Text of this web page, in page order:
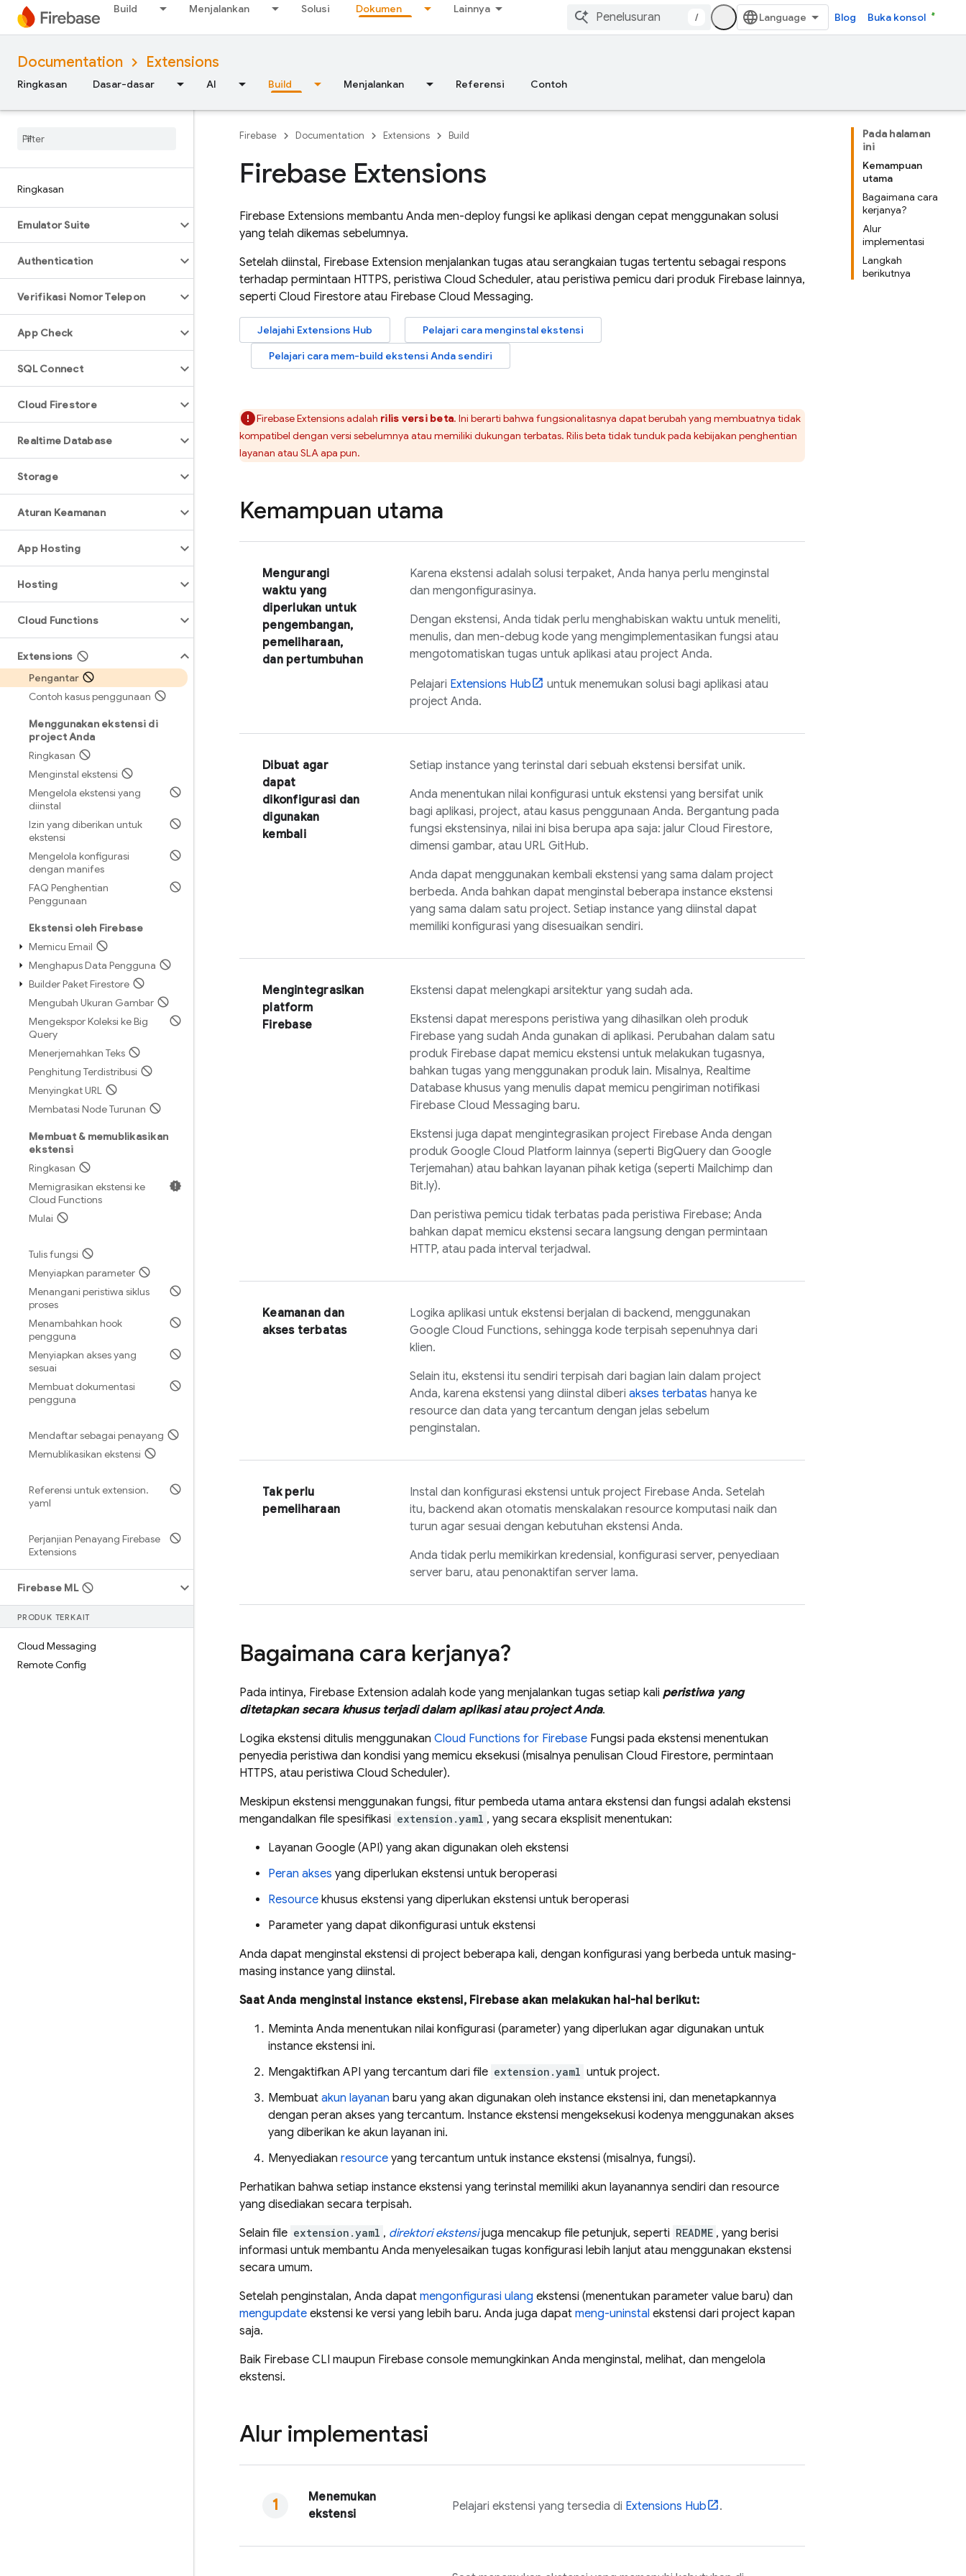
Build Menjalankan Solusi Dokumen Lainnya
/ Blog Buka konsol
Documentation Extensions
Ringkasan Dasar-dasar AI Build Menjalankan Referensi Contoh
Ringkasan
Emulator Suite
Authentication
Verifikasi Nomor Telepon
App Check
SQL Connect
Cloud Firestore
Realtime Database
Storage
Aturan Keamanan
App Hosting
Hosting
Cloud Functions
Extensions
Pengantar
Contoh kasus penggunaan
Menggunakan ekstensi di
project Anda
Ringkasan
Menginstal ekstensi
Mengelola ekstensi yang
diinstal
Izin yang diberikan untuk
ekstensi
Mengelola konfigurasi
dengan manifes
FAQ Penghentian
Penggunaan
Ekstensi oleh Firebase
Memicu Email
Menghapus Data Pengguna
Builder Paket Firestore
Mengubah Ukuran Gambar
Mengekspor Koleksi ke Big
Query
Menerjemahkan Teks
Penghitung Terdistribusi
Menyingkat URL
Membatasi Node Turunan
Membuat & memublikasikan
ekstensi
Ringkasan
Memigrasikan ekstensi ke
Cloud Functions
Mulai
Tulis fungsi
Menyiapkan parameter
Menangani peristiwa siklus
proses
Menambahkan hook
pengguna
Menyiapkan akses yang
sesuai
Membuat dokumentasi
pengguna
Mendaftar sebagai penayang
Memublikasikan ekstensi
Referensi untuk extension.
yaml
Perjanjian Penayang Firebase
Extensions
Firebase ML
PRODUK TERKAIT
Cloud Messaging
Remote Config
Pada halaman
ini
Kemampuan
utama
Bagaimana cara
kerjanya?
Alur
implementasi
Langkah
berikutnya
Firebase Documentation Extensions Build
Firebase Extensions
Firebase Extensions membantu Anda men-deploy fungsi ke aplikasi dengan cepat menggunakan solusi
yang telah dikemas sebelumnya.
Setelah diinstal, Firebase Extension menjalankan tugas atau serangkaian tugas tertentu sebagai respons
terhadap permintaan HTTPS, peristiwa Cloud Scheduler, atau peristiwa pemicu dari produk Firebase lainnya,
seperti Cloud Firestore atau Firebase Cloud Messaging.
Jelajahi Extensions Hub
Pelajari cara menginstal ekstensi
Pelajari cara mem-build ekstensi Anda sendiri
Firebase Extensionsadalah rilis versi beta. Ini berarti bahwa fungsionalitasnya dapat berubah yang membuatnya tidak
kompatibel dengan versi sebelumnya atau memiliki dukungan terbatas. Rilis beta tidak tunduk pada kebijakan penghentian
layanan atau SLA apa pun.
Kemampuan utama
Mengurangi
waktu yang
diperlukan untuk
pengembangan,
pemeliharaan,
dan pertumbuhan
Karena ekstensi adalah solusi terpaket, Anda hanya perlu menginstal
dan mengonfigurasinya.
Dengan ekstensi, Anda tidak perlu menghabiskan waktu untuk meneliti,
menulis, dan men-debug kode yang mengimplementasikan fungsi atau
mengotomatiskan tugas untuk aplikasi atau project Anda.
Pelajari Extensions Hub
untuk menemukan solusi bagi aplikasi atau
project Anda.
Dibuat agar
dapat
dikonfigurasi dan
digunakan
kembali
Setiap instance yang terinstal dari sebuah ekstensi bersifat unik.
Anda menentukan nilai konfigurasi untuk ekstensi yang bersifat unik
bagi aplikasi, project, atau kasus penggunaan Anda. Bergantung pada
fungsi ekstensinya, nilai ini bisa berupa apa saja: jalur Cloud Firestore,
dimensi gambar, atau URL GitHub.
Anda dapat menggunakan kembali ekstensi yang sama dalam project
berbeda. Anda bahkan dapat menginstal beberapa instance ekstensi
yang sama dalam satu project. Setiap instance yang diinstal dapat
memiliki konfigurasi yang disesuaikan sendiri.
Mengintegrasikan
platform
Firebase
Ekstensi dapat melengkapi arsitektur yang sudah ada.
Ekstensi dapat merespons peristiwa yang dihasilkan oleh produk
Firebase yang sudah Anda gunakan di aplikasi. Perubahan dalam satu
produk Firebase dapat memicu ekstensi untuk melakukan tugasnya,
bahkan tugas yang menggunakan produk lain. Misalnya, Realtime
Database khusus yang menulis dapat memicu pengiriman notifikasi
Firebase Cloud Messaging baru.
Ekstensi juga dapat mengintegrasikan project Firebase Anda dengan
produk Google Cloud Platform lainnya (seperti BigQuery dan Google
Terjemahan) atau bahkan layanan pihak ketiga (seperti Mailchimp dan
Bit.ly).
Dan peristiwa pemicu tidak terbatas pada peristiwa Firebase; Anda
bahkan dapat memicu ekstensi secara langsung dengan permintaan
HTTP, atau pada interval terjadwal.
Keamanan dan
akses terbatas
Logika aplikasi untuk ekstensi berjalan di backend, menggunakan
Google Cloud Functions, sehingga kode terpisah sepenuhnya dari
klien.
Selain itu, ekstensi itu sendiri terpisah dari bagian lain dalam project
Anda, karena ekstensi yang diinstal diberi akses terbatas hanya ke
resource dan data yang tercantum dengan jelas sebelum
penginstalan.
Tak perlu
pemeliharaan
Instal dan konfigurasi ekstensi untuk project Firebase Anda. Setelah
itu, backend akan otomatis menskalakan resource komputasi naik dan
turun agar sesuai dengan kebutuhan ekstensi Anda.
Anda tidak perlu memikirkan kredensial, konfigurasi server, penyediaan
server baru, atau penonaktifan server lama.
Bagaimana cara kerjanya?
Pada intinya, Firebase Extension adalah kode yang menjalankan tugas setiap kali peristiwa yang
ditetapkan secara khusus terjadi dalam aplikasi atau project Anda.
Logika ekstensi ditulis menggunakan Cloud Functions for Firebase Fungsi pada ekstensi menentukan
penyedia peristiwa dan kondisi yang memicu eksekusi (misalnya penulisan Cloud Firestore, permintaan
HTTPS, atau peristiwa Cloud Scheduler).
Meskipun ekstensi menggunakan fungsi, fitur pembeda utama antara ekstensi dan fungsi adalah ekstensi
mengandalkan file spesifikasi extension.yaml , yang secara eksplisit menentukan:
Layanan Google (API) yang akan digunakan oleh ekstensi
Peran akses yang diperlukan ekstensi untuk beroperasi
Resource khusus ekstensi yang diperlukan ekstensi untuk beroperasi
Parameter yang dapat dikonfigurasi untuk ekstensi
Anda dapat menginstal ekstensi di project beberapa kali, dengan konfigurasi yang berbeda untuk masing-
masing instance yang diinstal.
Saat Anda menginstal instance ekstensi, Firebase akan melakukan hal-hal berikut:
Meminta Anda menentukan nilai konfigurasi (parameter) yang diperlukan agar digunakan untuk
instance ekstensi ini.
Mengaktifkan API yang tercantum dari file extension.yaml untuk project.
Membuat akun layanan baru yang akan digunakan oleh instance ekstensi ini, dan menetapkannya
dengan peran akses yang tercantum. Instance ekstensi mengeksekusi kodenya menggunakan akses
yang diberikan ke akun layanan ini.
Menyediakan resource yang tercantum untuk instance ekstensi (misalnya, fungsi).
Perhatikan bahwa setiap instance ekstensi yang terinstal memiliki akun layanannya sendiri dan resource
yang disediakan secara terpisah.
Selain file extension.yaml , direktori ekstensijuga mencakup file petunjuk, seperti README , yang berisi
informasi untuk membantu Anda menyelesaikan tugas konfigurasi lebih lanjut atau menggunakan ekstensi
secara umum.
Setelah penginstalan, Anda dapat mengonfigurasi ulang ekstensi (menentukan parameter value baru) dan
mengupdate ekstensi ke versi yang lebih baru. Anda juga dapat meng-uninstal ekstensi dari project kapan
saja.
Baik Firebase CLI maupun Firebase console memungkinkan Anda menginstal, melihat, dan mengelola
ekstensi.
Alur implementasi
Menemukan
ekstensi
Pelajari ekstensi yang tersedia di Extensions Hub .